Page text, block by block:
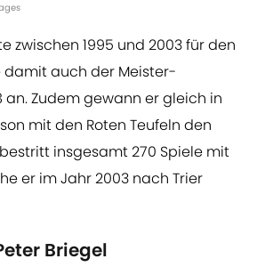
zwischen 1995 und 2003 für den
damit auch der Meister-
an. Zudem gewann er gleich in
mit den Roten Teufeln den
bestritt insgesamt 270 Spiele mit
er im Jahr 2003 nach Trier
Briegel